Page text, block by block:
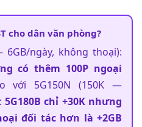
cho dân văn phòng?
6GB/ngày, không thoại):
có thêm 100P ngoại
với 5G150N (150K —
5G180B chỉ +30K nhưng
đối tác hơn là +2GB